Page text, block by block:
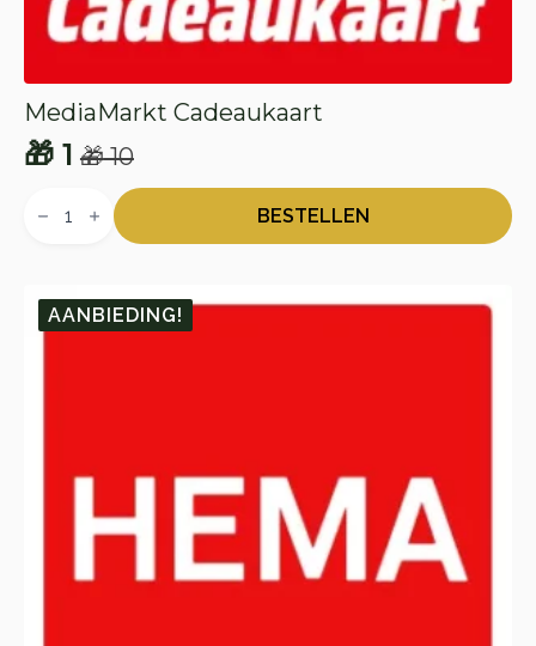
MediaMarkt Cadeaukaart
🎁10
Oorspronkelijke
prijs
🎁 1
Huidige
prijs
MediaMarkt
Cadeaukaart
BESTELLEN
AANBIEDING!